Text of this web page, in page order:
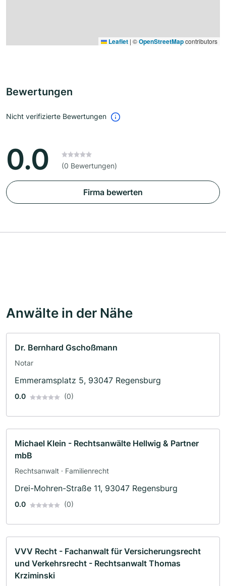
Leaflet | ©OpenStreetMapcontributors
Bewertungen
Nicht verifizierte Bewertungen
0.0 (0 Bewertungen)
Firma bewerten
Anwälte in der Nähe
Dr. Bernhard Gschoßmann
Notar
Emmeramsplatz 5, 93047 Regensburg
0.0 (0)
Michael Klein - Rechtsanwälte Hellwig & Partner
mbB
Rechtsanwalt · Familienrecht
Drei-Mohren-Straße 11, 93047 Regensburg
0.0 (0)
VVV Recht - Fachanwalt für Versicherungsrecht
und Verkehrsrecht - Rechtsanwalt Thomas
Krziminski